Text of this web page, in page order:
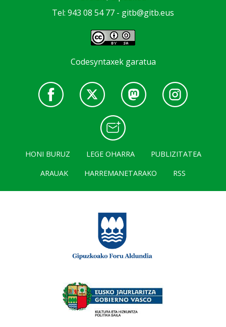
Tel: 943 08 54 77 - gitb@gitb.eus
Codesyntaxek garatua
HONI BURUZ LEGE OHARRA
PUBLIZITATEA
ARAUAK
HARREMANETARAKO RSS